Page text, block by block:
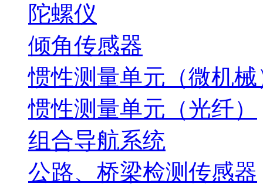
陀螺仪
倾角传感器
惯性测量单元（微机械
惯性测量单元（光纤）
组合导航系统
公路、桥梁检测传感器